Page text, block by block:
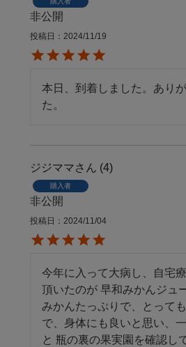
非公開
投稿日 2024/11/19
本日、到着しました。あり
た。
ジジママ 4
購入者
非公開
投稿日 2024/11/04
今年に入って大病し、自宅
頂いたのが 早和みかんジュ
みかんたっぷりで、とって
で、身体にも良いと思い、
と 瓶の裏の果実園を確認し